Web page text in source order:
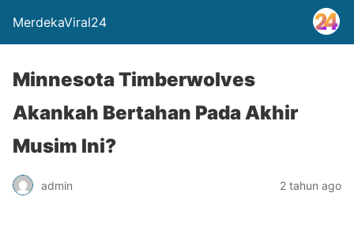
MerdekaViral24
Minnesota Timberwolves
Akankah Bertahan Pada Akhir
Musim Ini?
admin 2 tahun ago